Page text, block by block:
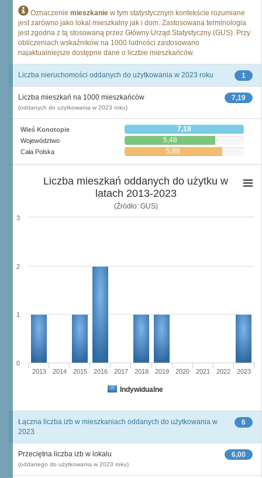
Oznaczenie mieszkanie w tym statystycznym kontekście rozumiane
jest zarówno jako lokal mieszkalny jak i dom. Zastosowana terminologia
jest zgodna z tą stosowaną przez Główny Urząd Statystyczny (GUS). Przy
obliczeniach wskaźników na 1000 ludności zastosowano
najaktualniejsze dostępne dane o liczbie mieszkańców.
1
Liczba nieruchomości oddanych do użytkowania w 2023 roku
7,19
Liczba mieszkań na 1000 mieszkańców
(oddanych do użytkowania w 2023 roku)
Wieś Konotopie 7,19
Województwo 5,48
Cała Polska 5,88
Liczba mieszkań oddanych do użytku w
latach 2013-2023
(Źródło: GUS)
Indywidualne
2013 2014 2015 2016 2017 2018 2019 2020 2021 2022 2023
0
1
2
3
6
Łączna liczba izb w mieszkaniach oddanych do użytkowania w
2023
6,00
Przeciętna liczba izb w lokalu
(oddanego do użytkowania w 2023 roku)